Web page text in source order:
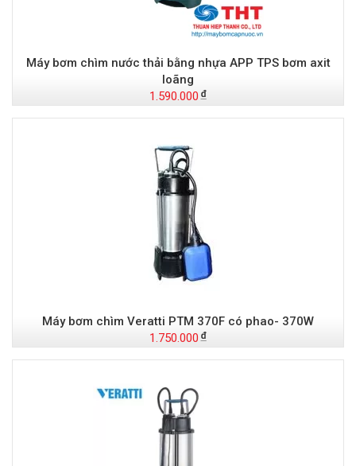
Máy bơm chìm nước thải bằng nhựa APP TPS bơm axit
loãng
1.590.000
Máy bơm chìm Veratti PTM 370F có phao- 370W
1.750.000